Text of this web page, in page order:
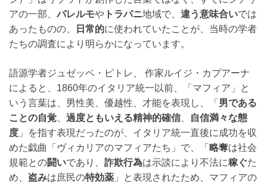
アの一部、 パレルモや トラパニ地域で、 違う意味合いでは
あったものの、
日常的に使われていたことが、当時の学者
たちの調査により明らかになっています。
語源学者ジュゼッペ・ピトレ、 作家ルイジ・カプアーナ
によると、1860年のイタリア統一以前、「マフィア」と
いう言葉は、男性美、優越性、才能を表現し、「 男である
ことの自覚
過度ともいえる精神的確信
自信満々な態
度 」を指す表現だったのが、イタリア統一直後に成功を収
めた戯曲「ヴィカリアのマフィアたち」で、「 略奪は社会
規範との闘いであり、 詐欺行為は示談により不法に稼ぐた
め、 盗みは庶民の特効薬 」と表現されたため、マフィアの